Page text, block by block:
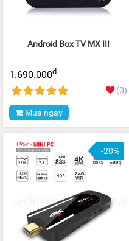
Android Box TV MX III
1.690.000đ
(0)
Mua ngay
-20%